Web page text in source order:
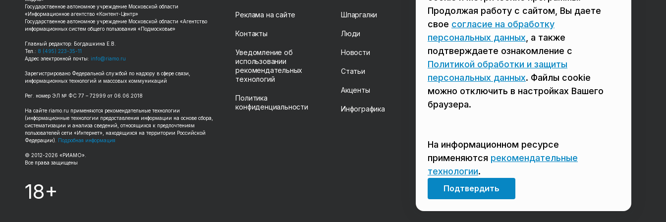
Государственное автономное учреждение Московской области
«Информационное агентство «Контент-Центр»
Государственное автономное учреждение Московской области «Агентство
информационных систем общего пользования «Подмосковье»
Главный редактор: Богдашкина Е.В.
Тел.: 8 (495) 223-35-11
Адрес электронной почты:info@riamo.ru
Зарегистрировано Федеральной службой по надзору в сфере связи,
информационных технологий и массовых коммуникаций
Рег. номер ЭЛ № ФС 77 – 72999 от 06.06.2018
На сайте riamo.ru применяются рекомендательные технологии
(информационные технологии предоставления информации на основе сбора,
систематизации и анализа сведений, относящихся к предпочтениям
пользователей сети «Интернет», находящихся на территории Российской
Федерации). Подробная информация
© 2012-2026 «РИАМО».
Все права защищены
Реклама на сайте
Контакты
Уведомление об
использовании
рекомендательных
технологий
Политика
конфиденциальности
Шпаргалки
Люди
Новости
Статьи
Акценты
Инфографика
в Сергиевом Посаде в Люберцах
в Домодедово в Щёлково
18+ Мы в соцсетях
Продолжая работу с сайтом, Вы даете
свое согласие на обработку
персональных данных , а также
подтверждаете ознакомление с
Политикой обработки и защиты
персональных данных. Файлы cookie
можно отключить в настройках Вашего
браузера.
На информационном ресурсе
применяются рекомендательные
технологии.
Подтвердить